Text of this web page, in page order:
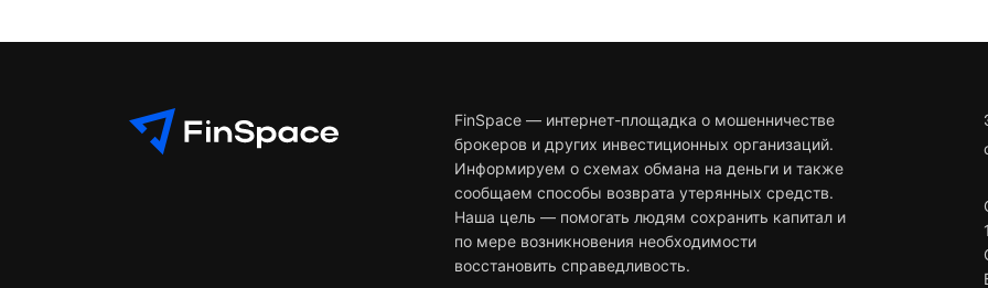
FinSpace — интернет-площадка о мошенничестве
брокеров и других инвестиционных организаций.
Информируем о схемах обмана на деньги и также
сообщаем способы возврата утерянных средств.
Наша цель — помогать людям сохранить капитал и
по мере возникновения необходимости
восстановить справедливость.